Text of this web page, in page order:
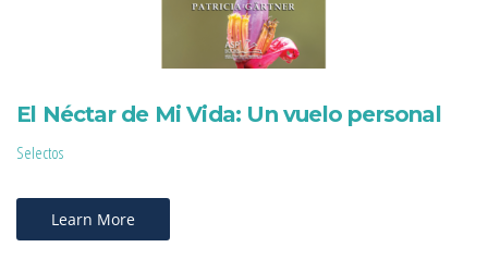
El Néctar de Mi Vida: Un vuelo personal
Selectos
Learn More